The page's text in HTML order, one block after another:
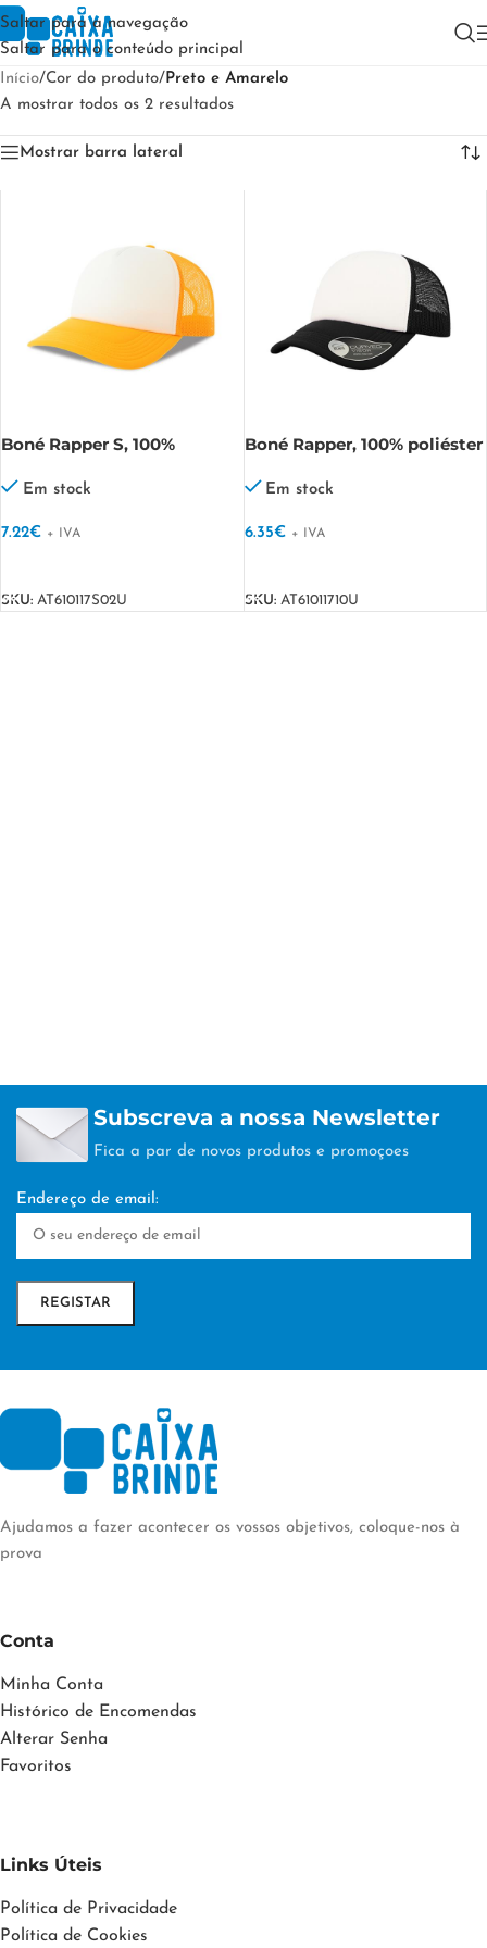
Saltar para a navegação
Saltar para o conteúdo principal
Início/Cor do produto/Preto e Amarelo
A mostrar todos os 2 resultados
Mostrar barra lateral
Boné Rapper S, 100%
RAPPER-S
Em stock
7.22€ + IVA
SKU: AT610117S02U
Boné Rapper, 100% poliéster
Em stock
6.35€ + IVA
SKU: AT61011710U
Subscreva a nossa Newsletter
Fica a par de novos produtos e promoçoes
Endereço de email:
Ajudamos a fazer acontecer os vossos objetivos, coloque-nos à
prova
Conta
Minha Conta
Histórico de Encomendas
Alterar Senha
Favoritos
Links Úteis
Política de Privacidade
Política de Cookies